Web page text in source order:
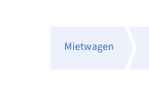
Mietwagen